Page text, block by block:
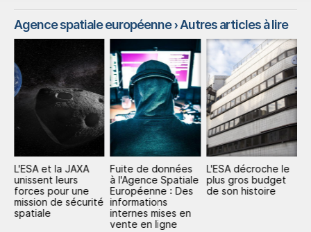
Agence spatiale européenne› Autres articles à lire
L'ESA et la JAXA
unissent leurs
forces pour une
mission de sécurité
spatiale
Fuite de données
à l'Agence Spatiale
Européenne : Des
informations
internes mises en
vente en ligne
L'ESA décroche le
plus gros budget
de son histoire